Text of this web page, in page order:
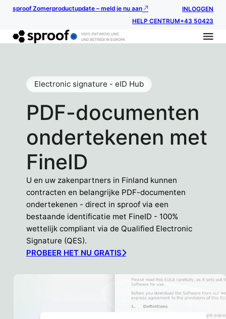
sproof Zomerproductupdate – meld je nu aan
INLOGGEN
HELP CENTRUM+43 50423
PDF-documenten
ondertekenen met
FineID
Electronic signature - eID Hub
U en uw zakenpartners in Finland kunnen
contracten en belangrijke PDF-documenten
ondertekenen - direct in sproof via een
bestaande identificatie met FineID - 100%
wettelijk compliant via de Qualified Electronic
Signature (QES).
PROBEER HET NU GRATIS